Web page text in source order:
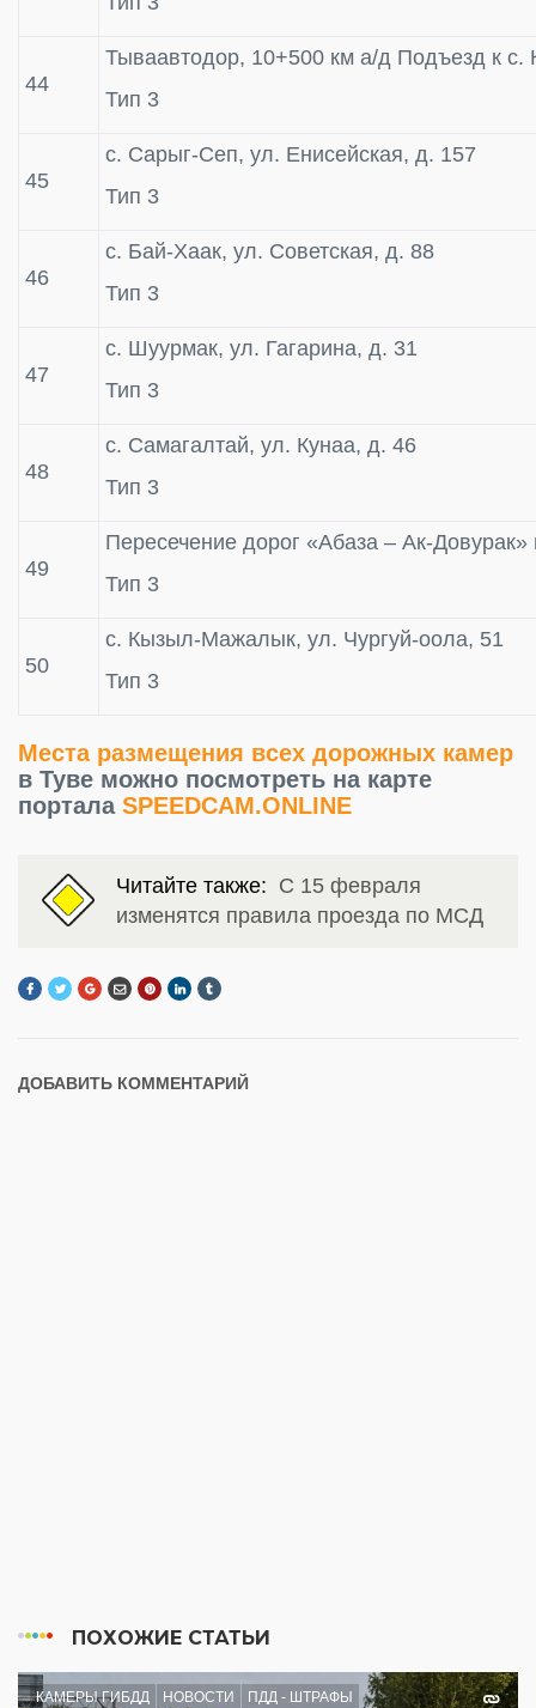
44
Тываавтодор, 10+500 км а/д Подъезд к с.
Тип 3
45
с. Сарыг-Сеп, ул. Енисейская, д. 157
Тип 3
46
с. Бай-Хаак, ул. Советская, д. 88
Тип 3
47
с. Шуурмак, ул. Гагарина, д. 31
Тип 3
48
с. Самагалтай, ул. Кунаа, д. 46
Тип 3
49
Пересечение дорог «Абаза – Ак-
Тип 3
50
с. Кызыл-Мажалык, ул. Чургуй-оола, 51
Тип 3
Места размещения всех дорожных камер
в Туве можно посмотреть на карте
портала SPEEDCAM.ONLINE
Читайте также: С 15 февраля
изменятся правила проезда по МСД
ДОБАВИТЬ КОММЕНТАРИЙ
ПОХОЖИЕ СТАТЬИ
КАМЕРЫ ГИБДД НОВОСТИ ПДД - ШТРАФЫ